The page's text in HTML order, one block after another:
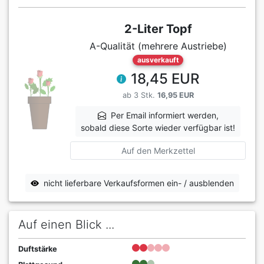
2-Liter Topf
A-Qualität (mehrere Austriebe)
ausverkauft
18,45 EUR
ab 3 Stk. 16,95 EUR
Per Email informiert werden,
sobald diese Sorte wieder verfügbar ist!
Auf den Merkzettel
nicht lieferbare Verkaufsformen ein- / ausblenden
Auf einen Blick ...
Duftstärke